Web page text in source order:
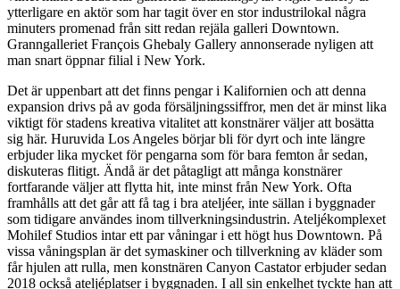
ytterligare en aktör som har tagit över en stor industrilokal några
minuters promenad från sitt redan rejäla galleri Downtown.
Granngalleriet François Ghebaly Gallery annonserade nyligen att
man snart öppnar filial i New York.
Det är uppenbart att det finns pengar i Kalifornien och att denna
expansion drivs på av goda försäljningssiffror, men det är minst lika
viktigt för stadens kreativa vitalitet att konstnärer väljer att bosätta
sig här. Huruvida Los Angeles börjar bli för dyrt och inte längre
erbjuder lika mycket för pengarna som för bara femton år sedan,
diskuteras flitigt. Ändå är det påtagligt att många konstnärer
fortfarande väljer att flytta hit, inte minst från New York. Ofta
framhålls att det går att få tag i bra ateljéer, inte sällan i byggnader
som tidigare användes inom tillverkningsindustrin. Ateljékomplexet
Mohilef Studios intar ett par våningar i ett högt hus Downtown. På
vissa våningsplan är det symaskiner och tillverkning av kläder som
får hjulen att rulla, men konstnären Canyon Castator erbjuder sedan
2018 också ateljéplatser i byggnaden. I all sin enkelhet tyckte han att